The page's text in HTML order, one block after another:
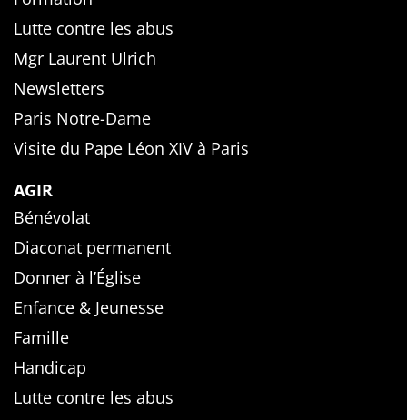
Lutte contre les abus
Mgr Laurent Ulrich
Newsletters
Paris Notre-Dame
Visite du Pape Léon XIV à Paris
AGIR
Bénévolat
Diaconat permanent
Donner à l’Église
Enfance & Jeunesse
Famille
Handicap
Lutte contre les abus